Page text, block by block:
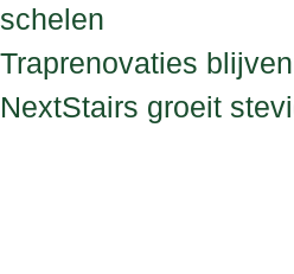
schelen
Traprenovaties
NextStairs groeit